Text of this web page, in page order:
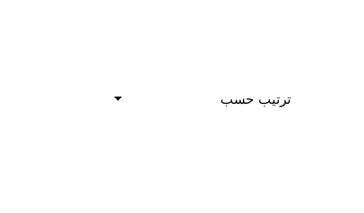
ترتيب حسب